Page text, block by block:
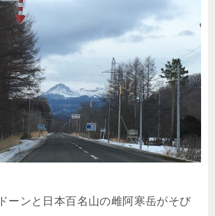
ーンと日本百名山の雌阿寒岳がそび